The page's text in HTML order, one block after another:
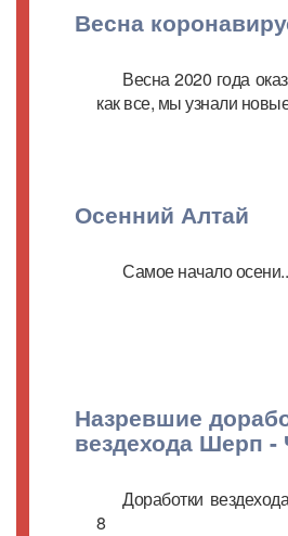
Весна
Весна 2020 года
как все, мы узнали
Осенний Алтай
Самое начало
Назревшие
вездехода Шерп -
Доработки
8